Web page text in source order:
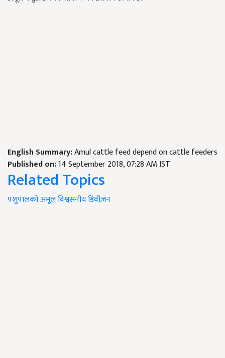
English Summary:Amul cattle feed depend on cattle feeders
Published on:14 September 2018, 07:28 AM IST
Related Topics
पशुपालकोअमूलविश्वसनीयडिवीज़न